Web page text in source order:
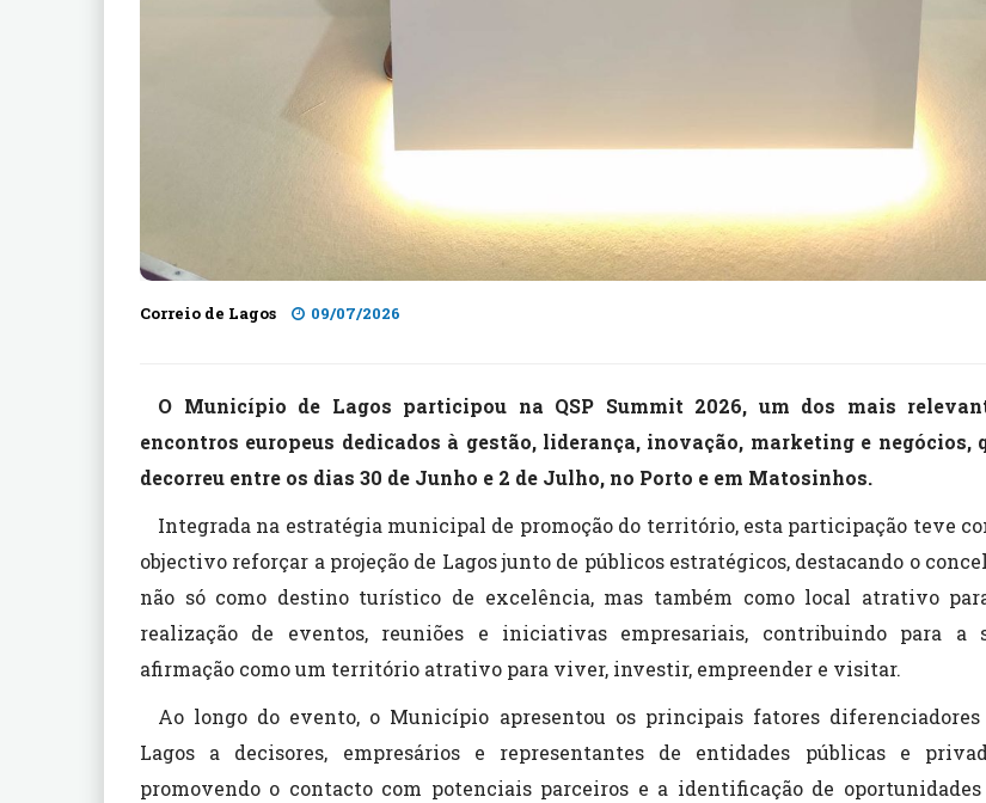
Correio de Lagos 09/07/2026
O Município de Lagos participou na QSP Summit 2026, um dos mais
encontros europeus dedicados à gestão, liderança, inovação, marketing e negócios,
decorreu entre os dias 30 de Junho e 2 de Julho, no Porto e em Matosinhos.
Integrada na estratégia municipal de promoção do território, esta participação teve
objectivo reforçar a projeção de Lagos junto de públicos estratégicos, destacando o
não só como destino turístico de excelência, mas também como local atrativo
realização de eventos, reuniões e iniciativas empresariais, contribuindo para a
afirmação como um território atrativo para viver, investir, empreender e visitar.
Ao longo do evento, o Município apresentou os principais fatores diferenciadores
Lagos a decisores, empresários e representantes de entidades públicas e
promovendo o contacto com potenciais parceiros e a identificação de oportunidades